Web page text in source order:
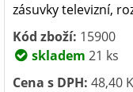
zásuvky televizní,
Kód zboží: 15900
skladem 21 ks
Cena s DPH: 48,40